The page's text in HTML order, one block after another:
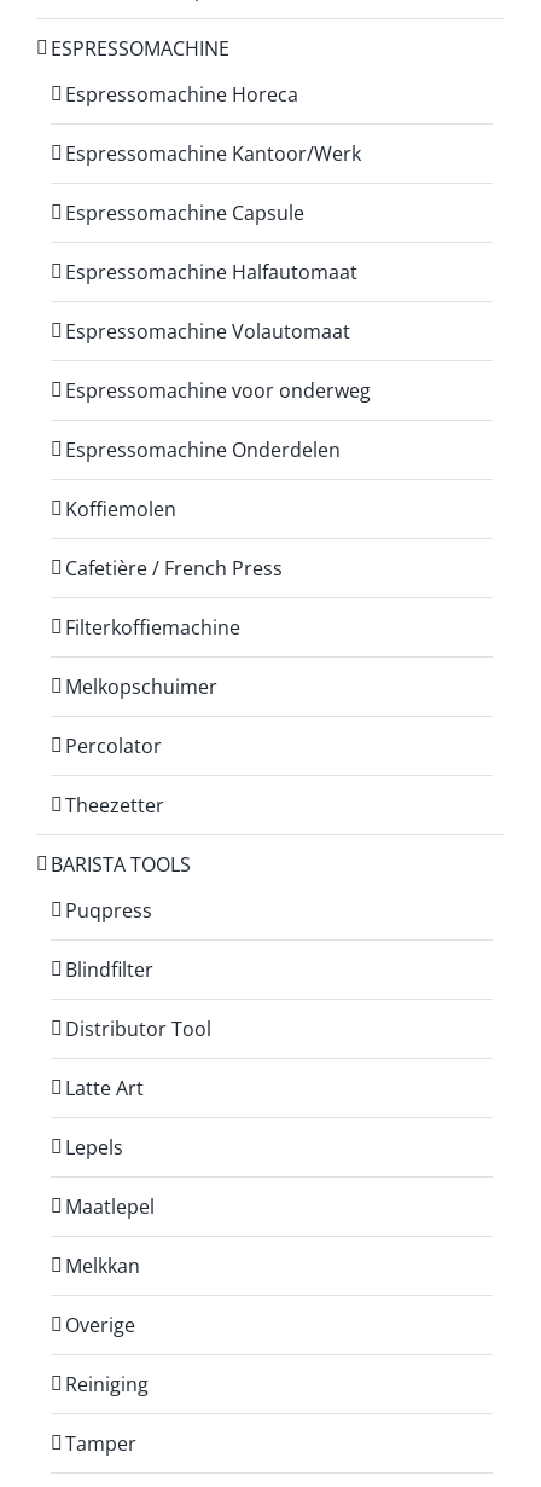
ESPRESSOMACHINE
Espressomachine Horeca
Espressomachine Kantoor/Werk
Espressomachine Capsule
Espressomachine Halfautomaat
Espressomachine Volautomaat
Espressomachine voor onderweg
Espressomachine Onderdelen
Koffiemolen
Cafetière / French Press
Filterkoffiemachine
Melkopschuimer
Percolator
Theezetter
BARISTA TOOLS
Puqpress
Blindfilter
Distributor Tool
Latte Art
Lepels
Maatlepel
Melkkan
Overige
Reiniging
Tamper